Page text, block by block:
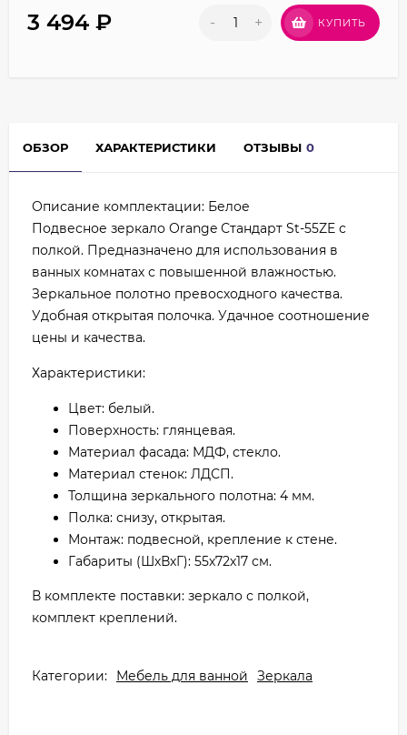
3 494 ₽ - + КУПИТЬ
ОБЗОР ХАРАКТЕРИСТИКИ ОТЗЫВЫ 0
Описание комплектации: Белое
Подвесное зеркало Orange Стандарт St-55ZE с
полкой. Предназначено для использования в
ванных комнатах с повышенной влажностью.
Зеркальное полотно превосходного качества.
Удобная открытая полочка. Удачное соотношение
цены и качества.
Характеристики:
Цвет: белый.
Поверхность: глянцевая.
Материал фасада: МДФ, стекло.
Материал стенок: ЛДСП.
Толщина зеркального полотна: 4 мм.
Полка: снизу, открытая.
Монтаж: подвесной, крепление к стене.
Габариты (ШхВхГ): 55х72х17 см.
В комплекте поставки: зеркало с полкой,
комплект креплений.
Категории: Мебель для ванной Зеркала